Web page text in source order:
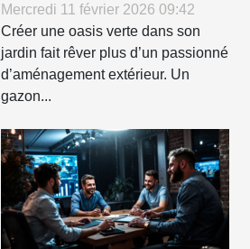
gazon parfait
Mercredi 11 février 2026 09:42
Créer une oasis verte dans son
jardin fait rêver plus d’un passionné
d’aménagement extérieur. Un
gazon...